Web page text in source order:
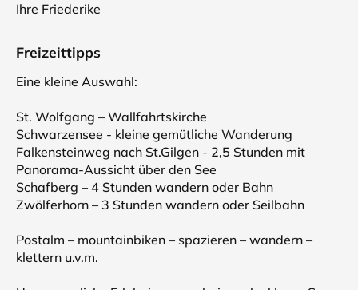
Ihre Friederike
Freizeittipps
Eine kleine Auswahl:
St. Wolfgang – Wallfahrtskirche
Schwarzensee - kleine gemütliche Wanderung
Falkensteinweg nach St.Gilgen - 2,5 Stunden mit
Panorama-Aussicht über den See
Schafberg – 4 Stunden wandern oder Bahn
Zwölferhorn – 3 Stunden wandern oder Seilbahn
Postalm – mountainbiken – spazieren – wandern –
klettern u.v.m.